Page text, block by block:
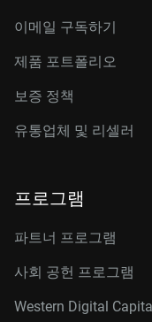
이메일 구독하기
제품 포트폴리오
보증 정책
유통업체 및 리셀러
프로그램
파트너 프로그램
사회 공헌 프로그램
Western Digital